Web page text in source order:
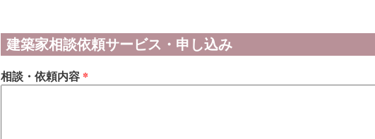
建築家相談依頼サービス・申し込み
相談・依頼内容 *